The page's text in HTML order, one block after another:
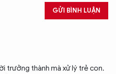
GỬI BÌNH LUẬN
trưởng thành mà xử lý trẻ con.